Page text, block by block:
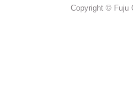
Copyright © Fuju